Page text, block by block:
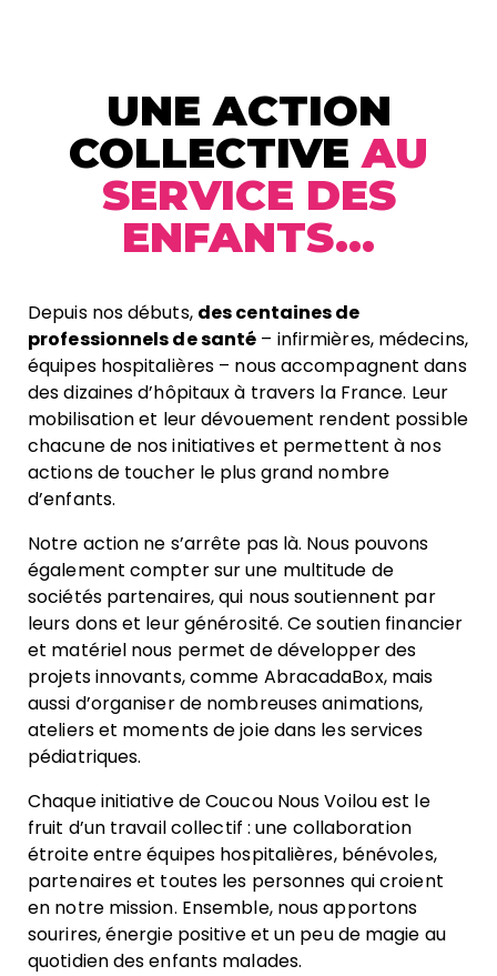
UNE ACTION
COLLECTIVEAU
SERVICE DES
ENFANTS...
Depuis nos débuts, des centaines de
professionnels de santé – infirmières, médecins,
équipes hospitalières – nous accompagnent dans
des dizaines d’hôpitaux à travers la France. Leur
mobilisation et leur dévouement rendent possible
chacune de nos initiatives et permettent à nos
actions de toucher le plus grand nombre
d’enfants.
Notre action ne s’arrête pas là. Nous pouvons
également compter sur une multitude de
sociétés partenaires, qui nous soutiennent par
leurs dons et leur générosité. Ce soutien financier
et matériel nous permet de développer des
projets innovants, comme AbracadaBox, mais
aussi d’organiser de nombreuses animations,
ateliers et moments de joie dans les services
pédiatriques.
Chaque initiative de Coucou Nous Voilou est le
fruit d’un travail collectif : une collaboration
étroite entre équipes hospitalières, bénévoles,
partenaires et toutes les personnes qui croient
en notre mission. Ensemble, nous apportons
sourires, énergie positive et un peu de magie au
quotidien des enfants malades.